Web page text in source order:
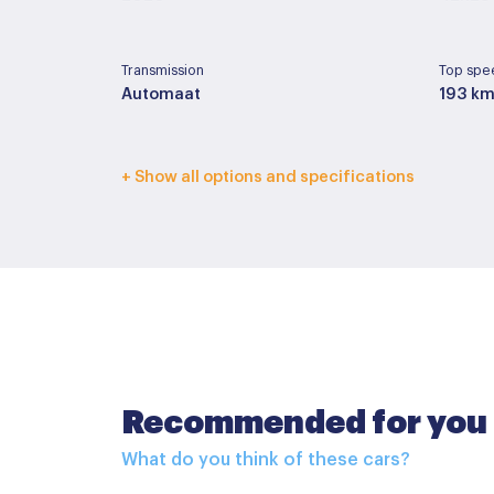
Transmission
Automaat
Top
193
Interior color
Buitenspiegels elektrisch inklapbaar
+ Show all options and specifications
Recommended for you
What do you think of these cars?